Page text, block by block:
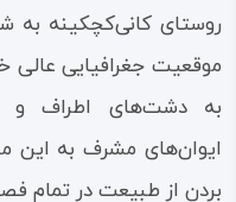
روستای کانی‌کچکینه به
موقعیت جغرافیایی عالی
به دشت‌های اطراف و
ایوان‌های مشرف به این
بردن از طبیعت در تمام